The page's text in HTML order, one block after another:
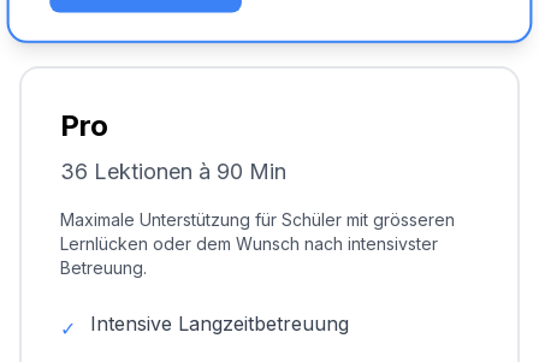
Pro
36 Lektionen à 90 Min
Maximale Unterstützung für Schüler mit grösseren
Lernlücken oder dem Wunsch nach intensivster
Betreuung.
✓ Intensive Langzeitbetreuung